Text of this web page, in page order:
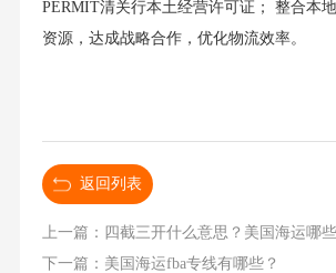
PERMIT清关行本土经营许可证； 整合本
资源，达成战略合作，优化物流效率。
返回列表
下一篇：美国海运fba专线有哪些？